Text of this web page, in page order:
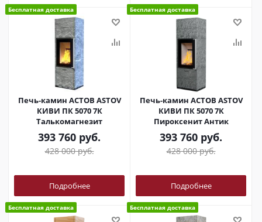
Бесплатная доставка
Печь-камин АСТОВ ASTOV
КИВИ ПК 5070 7К
Талькомагнезит
393 760 руб.
428 000руб.
Подробнее
Бесплатная доставка
Печь-камин АСТОВ ASTOV
КИВИ ПК 5070 7К
Пироксенит Антик
393 760 руб.
428 000руб.
Подробнее
Бесплатная доставка Бесплатная доставка